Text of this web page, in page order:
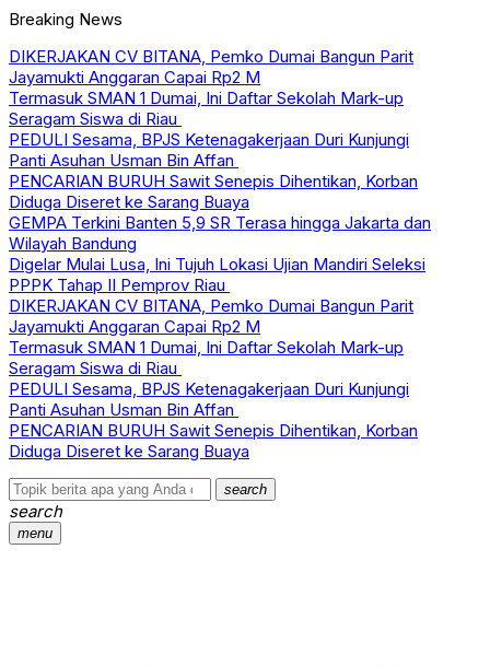
Breaking News
DIKERJAKAN CV BITANA, Pemko Dumai Bangun Parit
Jayamukti Anggaran Capai Rp2 M
Termasuk SMAN 1 Dumai, Ini Daftar Sekolah Mark-up
Seragam Siswa di Riau
PEDULI Sesama, BPJS Ketenagakerjaan Duri Kunjungi
Panti Asuhan Usman Bin Affan
PENCARIAN BURUH Sawit Senepis Dihentikan, Korban
Diduga Diseret ke Sarang Buaya
GEMPA Terkini Banten 5,9 SR Terasa hingga Jakarta dan
Wilayah Bandung
Digelar Mulai Lusa, Ini Tujuh Lokasi Ujian Mandiri Seleksi
PPPK Tahap II Pemprov Riau
DIKERJAKAN CV BITANA, Pemko Dumai Bangun Parit
Jayamukti Anggaran Capai Rp2 M
Termasuk SMAN 1 Dumai, Ini Daftar Sekolah Mark-up
Seragam Siswa di Riau
PEDULI Sesama, BPJS Ketenagakerjaan Duri Kunjungi
Panti Asuhan Usman Bin Affan
PENCARIAN BURUH Sawit Senepis Dihentikan, Korban
Diduga Diseret ke Sarang Buaya
search
search
menu